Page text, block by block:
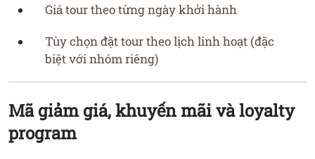
Giá tour theo từng ngày khởi hành
Tùy chọn đặt tour theo lịch linh hoạt (đặc
biệt với nhóm riêng)
Mã giảm giá, khuyến mãi và loyalty
program